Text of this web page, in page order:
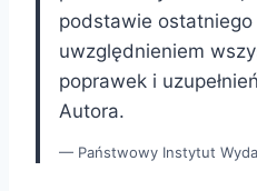
podstawie
uwzględnieniem
poprawek i
Autora.
Państwowy Instytut